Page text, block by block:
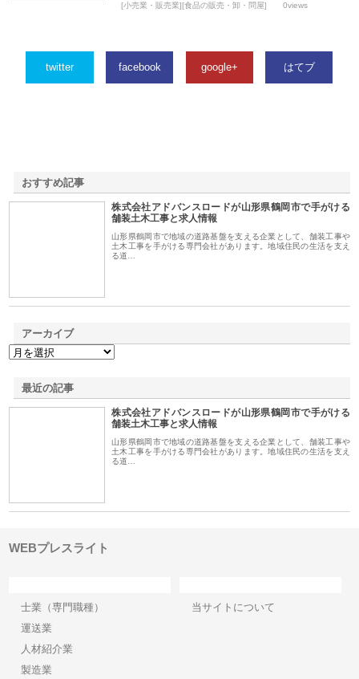
[小売業・販売業][食品の販売・卸・問屋] 0views
twitter facebook google+ はてブ
おすすめ記事
株式会社アドバンスロードが山形県鶴岡市で手がける
舗装土木工事と求人情報
山形県鶴岡市で地域の道路基盤を支える企業として、舗装工事や
土木工事を手がける専門会社があります。地域住民の生活を支え
る道…
アーカイブ
最近の記事
株式会社アドバンスロードが山形県鶴岡市で手がける
舗装土木工事と求人情報
山形県鶴岡市で地域の道路基盤を支える企業として、舗装工事や
土木工事を手がける専門会社があります。地域住民の生活を支え
る道…
WEBプレスライト
士業（専門職種）
運送業
人材紹介業
製造業
当サイトについて